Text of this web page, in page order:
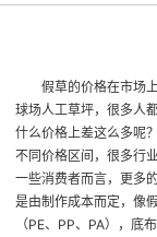
假草的价格在市场
球场人工草坪，很多人
什么价格上差这么多呢
不同价格区间，很多行
一些消费者而言，更多
是由制作成本而定，像
（PE、PP、PA），底